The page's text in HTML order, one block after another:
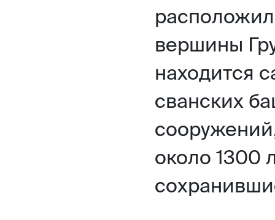
вершины
находится
сванских
около 1300